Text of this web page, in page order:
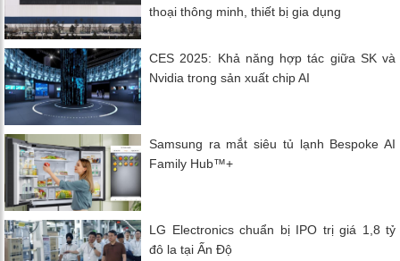
thoại thông minh, thiết bị gia dụng
CES 2025: Khả năng hợp tác giữa SK và
Nvidia trong sản xuất chip AI
Samsung ra mắt siêu tủ lạnh Bespoke AI
Family Hub™+
LG Electronics chuẩn bị IPO trị giá 1,8 tỷ
đô la tại Ấn Độ